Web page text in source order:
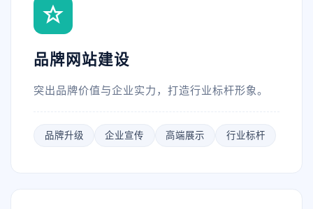
品牌网站建设
突出品牌价值与企业实力，打造行业标杆形象。
品牌升级 企业宣传 高端展示 行业标杆